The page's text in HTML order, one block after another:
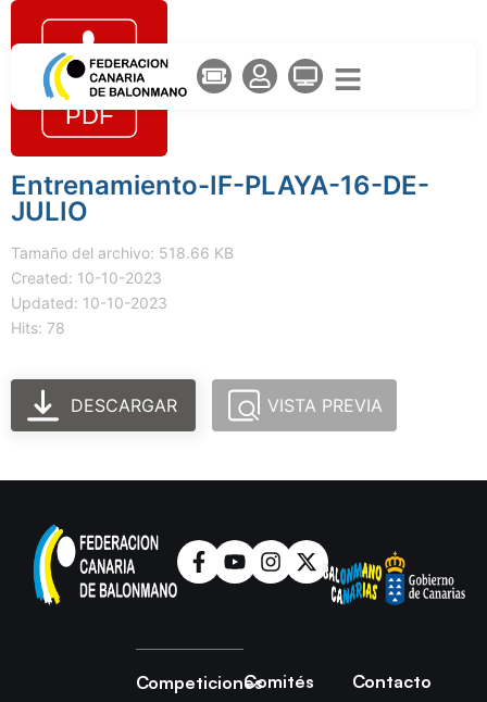
Entrenamiento-IF-PLAYA-16-DE-
JULIO
Tamaño del archivo: 518.66 KB
Created: 10-10-2023
Updated: 10-10-2023
Hits: 78
DESCARGAR VISTA PREVIA
CompeticionesComités
Contacto